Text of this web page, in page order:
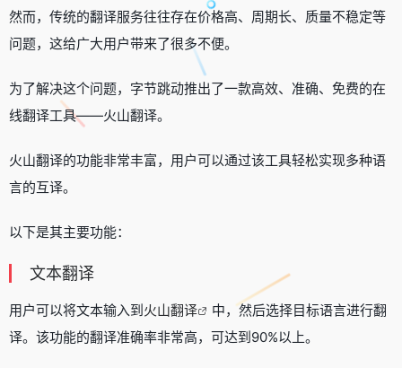
然而，传统的翻译服务往往存在价格高、周期长、质量不稳定等
问题，这给广大用户带来了很多不便。
为了解决这个问题，字节跳动推出了一款高效、准确、免费的在
线翻译工具——火山翻译。
火山翻译的功能非常丰富，用户可以通过该工具轻松实现多种语
言的互译。
以下是其主要功能：
文本翻译
用户可以将文本输入到 火山翻译
中，然后选择目标语言进行翻
译。该功能的翻译准确率非常高，可达到90%以上。